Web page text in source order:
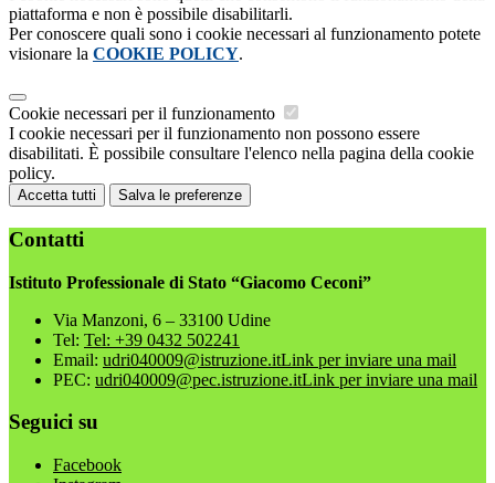
piattaforma e non è possibile disabilitarli.
Per conoscere quali sono i cookie necessari al funzionamento potete
visionare la COOKIE POLICY.
Cookie necessari per il funzionamento
I cookie necessari per il funzionamento non possono essere
disabilitati. È possibile consultare l'elenco nella pagina della cookie
policy.
Accetta tutti Salva le preferenze
Contatti
Istituto Professionale di Stato “Giacomo Ceconi”
Via Manzoni, 6 – 33100 Udine
Tel: Tel: +39 0432 502241
Email: udri040009@istruzione.itLink per inviare una mail
PEC: udri040009@pec.istruzione.itLink per inviare una mail
Seguici su
Facebook